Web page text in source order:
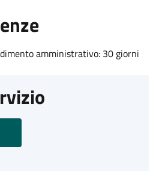
amministrativo: 30 giorni